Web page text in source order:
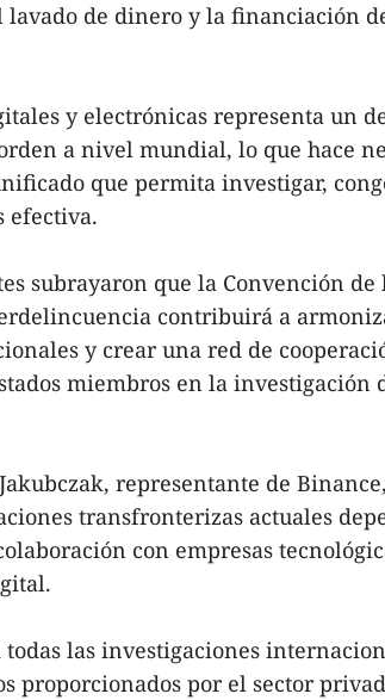
de dinero y la financiación
y electrónicas representa un
a nivel mundial, lo que hace
que permita investigar,
efectiva.
subrayaron que la Convención de
contribuirá a
y crear una red de
miembros en la investigación
representante de
transfronterizas actuales
con empresas
las investigaciones
proporcionados por el sector